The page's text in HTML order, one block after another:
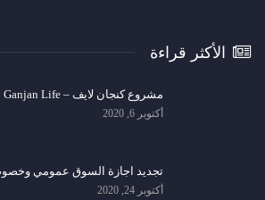
الأكثر قراءة
مشروع كنجان لايف – Ganjan Life
أكتوبر 6, 2020
تجديد اجازة السوق عمومي
أكتوبر 24, 2020